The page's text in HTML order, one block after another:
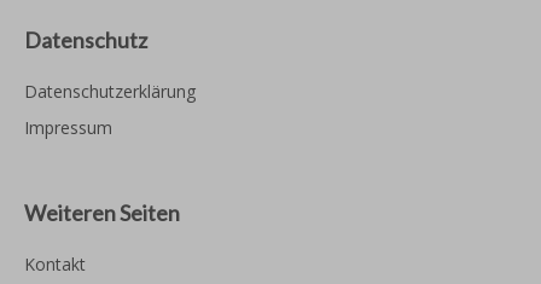
Datenschutz
Datenschutzerklärung
Impressum
Weiteren Seiten
Kontakt